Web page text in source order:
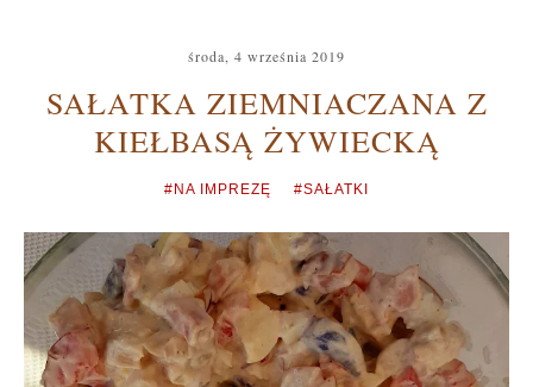
środa, 4 września 2019
SAŁATKA ZIEMNIACZANA Z
KIEŁBASĄ ŻYWIECKĄ
#NA IMPREZĘ #SAŁATKI